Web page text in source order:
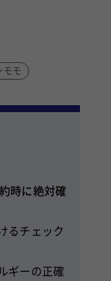
モモ
時に絶対確
るチェック
ギーの正確